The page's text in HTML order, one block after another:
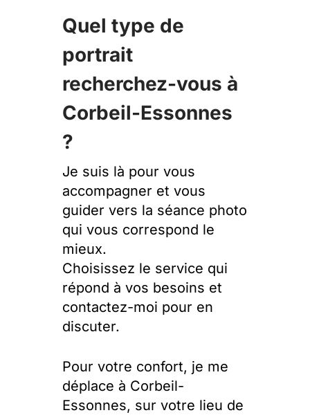
Quel type de
portrait
recherchez-vous à
Corbeil-Essonnes
?
Je suis là pour vous
accompagner et vous
guider vers la séance photo
qui vous correspond le
mieux.
Choisissez le service qui
répond à vos besoins et
contactez-moi pour en
discuter.
Pour votre confort, je me
déplace à Corbeil-
Essonnes, sur votre lieu de